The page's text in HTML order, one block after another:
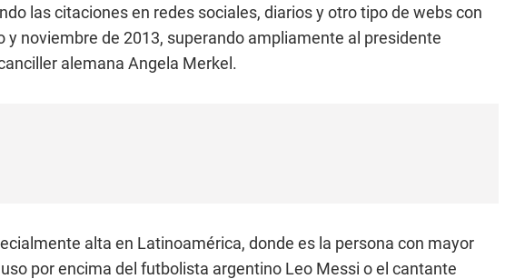
las citaciones en redes sociales, diarios y otro tipo de webs con
noviembre de 2013, superando ampliamente al presidente
alemana Angela Merkel.
alta en Latinoamérica, donde es la persona con mayor
por encima del futbolista argentino Leo Messi o el cantante